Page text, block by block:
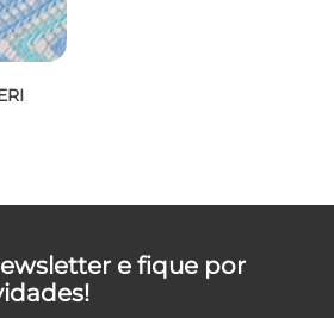
e fique por